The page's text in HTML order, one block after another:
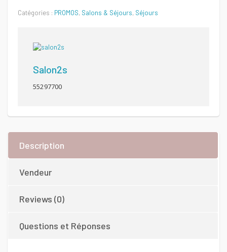
Catégories : PROMOS, Salons & Séjours, Séjours
Salon2s
55297700
Description
Vendeur
Reviews (0)
Questions et Réponses